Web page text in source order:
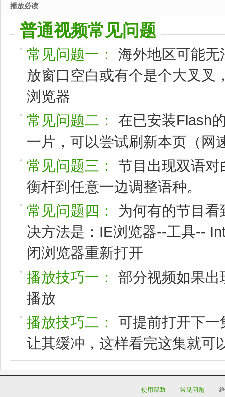
播放必读
普通视频常见问题
常见问题一：
海外地区可能
放窗口空白或有个是个大叉叉
浏览器
常见问题二：
在已安装Flash
一片，可以尝试刷新本页（网
常见问题三：
节目出现双语
衡杆到任意一边调整语种。
常见问题四：
为何有的节目
决方法是：IE浏览器--工具--
闭浏览器重新打开
播放技巧一：
部分视频如果
播放
播放技巧二：
可提前打开下
让其缓冲，这样看完这集就可
使用帮助 - 常见问题 -